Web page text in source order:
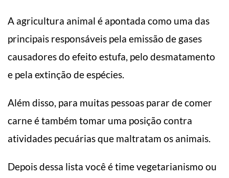
A agricultura animal é apontada como uma das
principais responsáveis pela emissão de gases
causadores do efeito estufa, pelo desmatamento
e pela extinção de espécies.
Além disso, para muitas pessoas parar de comer
carne é também tomar uma posição contra
atividades pecuárias que maltratam os animais.
Depois dessa lista você é time vegetarianismo ou